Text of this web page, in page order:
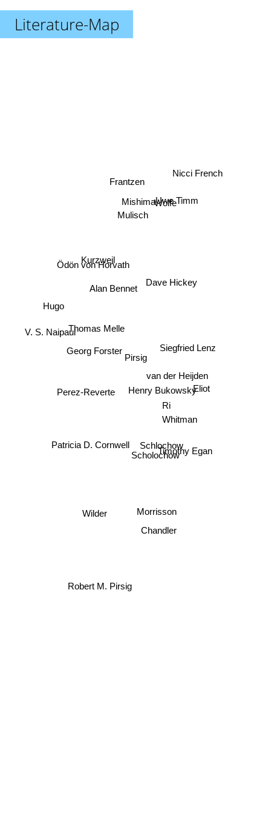
Literature-Map
Pirsig
Henry Bukowsky
Alan Bennet
Georg Forster
Thomas Melle
Scholochow
Schlochow
van der Heijden
Dave Hickey
Kurzweil
Perez-Reverte
Patricia D. Cornwell
Morrisson
Whitman
MishimaWolfe
Mulisch
Wilder
Chandler
Timothy Egan
Eliot
Frantzen
V. S. Naipaul
Robert M. Pirsig
Nicci French
Hugo